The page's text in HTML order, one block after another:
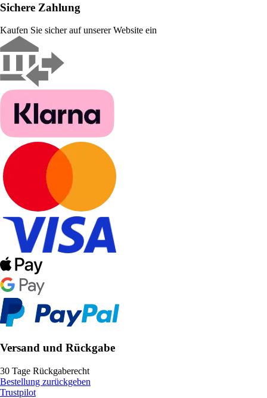
Sichere Zahlung
Kaufen Sie sicher auf unserer Website ein
Versand und Rückgabe
30 Tage Rückgaberecht
Bestellung zurückgeben
Trustpilot